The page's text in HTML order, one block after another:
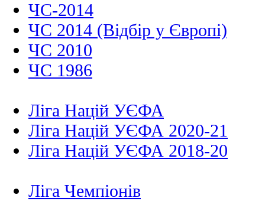
ЧС-2014
ЧС 2014 (Відбір у Європі)
ЧС 2010
ЧС 1986
Ліга Націй УЄФА
Ліга Націй УЄФА 2020-21
Ліга Націй УЄФА 2018-20
Ліга Чемпіонів